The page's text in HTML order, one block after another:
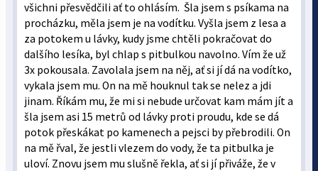
všichni přesvědčili ať to ohlásím. Šla jsem s psíkama na
procházku, měla jsem je na vodítku. Vyšla jsem z lesa a
za potokem u lávky, kudy jsme chtěli pokračovat do
dalšího lesíka, byl chlap s pitbulkou navolno. Vím že už
3x pokousala. Zavolala jsem na něj, ať si jí dá na vodítko,
vykala jsem mu. On na mě houknul tak se nelez a jdi
jinam. Říkám mu, že mi si nebude určovat kam mám jít a
šla jsem asi 15 metrů od lávky proti proudu, kde se dá
potok přeskákat po kamenech a pejsci by přebrodili. On
na mě řval, že jestli vlezem do vody, že ta pitbulka je
uloví. Znovu jsem mu slušně řekla, ať si jí přiváže, že v